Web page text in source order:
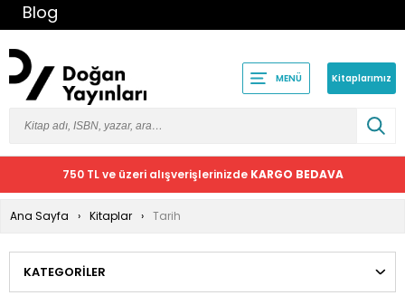
Blog
MENÜ Kitaplarımız
750 TL ve üzeri alışverişlerinizde KARGO BEDAVA
Ana Sayfa Kitaplar Tarih
KATEGORILER